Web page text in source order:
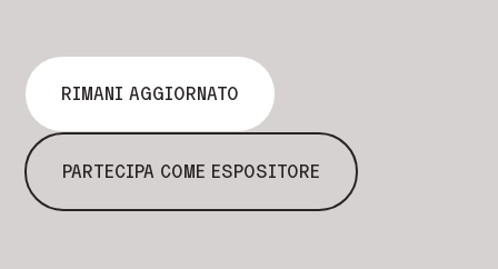
RIMANI AGGIORNATO
PARTECIPA COME ESPOSITORE